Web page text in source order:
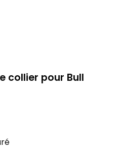
collier pour Bull